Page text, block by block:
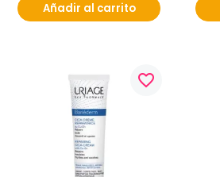
Añadir al carrito
favorite_border